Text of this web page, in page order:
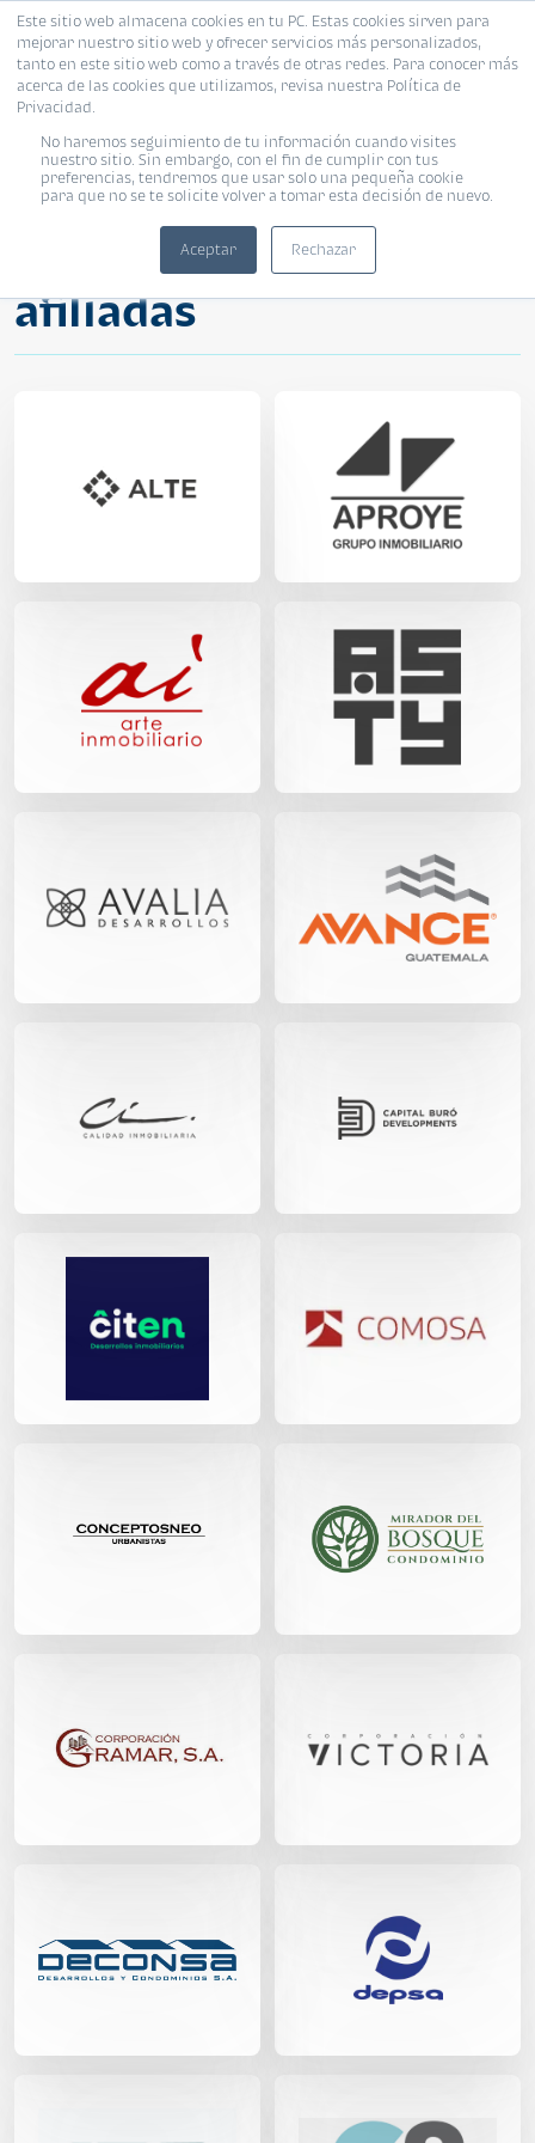
Este sitio web almacena cookies en tu PC. Estas cookies sirven para
mejorar nuestro sitio web y ofrecer servicios más personalizados,
tanto en este sitio web como a través de otras redes. Para conocer más
acerca de las cookies que utilizamos, revisa nuestra Política de
Privacidad.
No haremos seguimiento de tu información cuando visites
nuestro sitio. Sin embargo, con el fin de cumplir con tus
preferencias, tendremos que usar solo una pequeña cookie
para que no se te solicite volver a tomar esta decisión de nuevo.
Aceptar Rechazar
Todas las
desarrolladoras
afiliadas